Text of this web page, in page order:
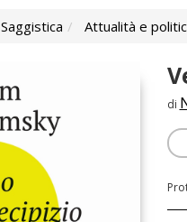
Saggistica Attualità e
di